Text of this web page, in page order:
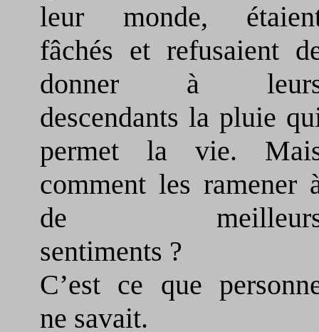
leur monde,
fâchés et refusaient
donner à
descendants la pluie
permet la vie.
comment les ramener
de
sentiments ?
C’est ce que
ne savait.